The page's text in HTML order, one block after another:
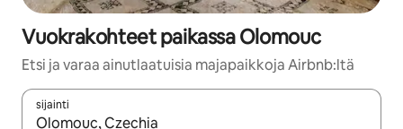
Vuokrakohteet paikassa Olomouc
Etsi ja varaa ainutlaatuisia majapaikkoja Airbnb:ltä
sijainti
Kun tulokset ovat saatavilla, navigoi ylös- ja alas-